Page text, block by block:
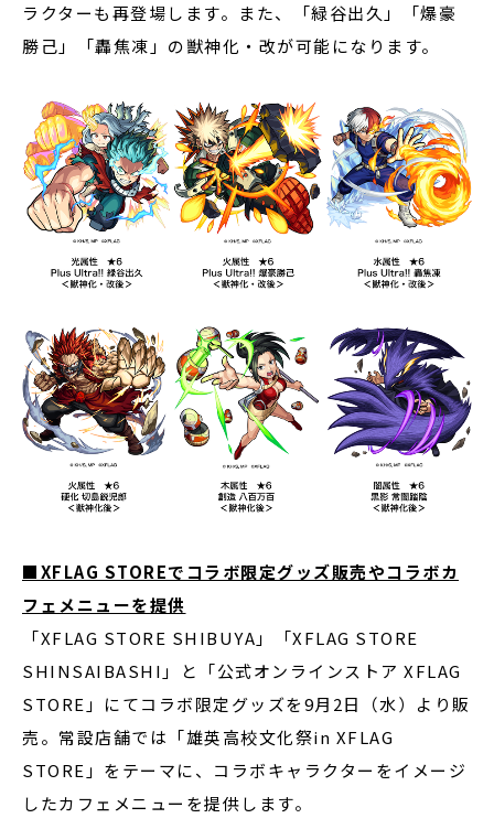
ラクターも再登場します。また、「緑谷出久」「爆豪
勝己」「轟焦凍」の獣神化・改が可能になります。
■XFLAG STOREでコラボ限定グッズ販売やコラボカ
フェメニューを提供
「XFLAG STORE SHIBUYA」「XFLAG STORE
SHINSAIBASHI」と「公式オンラインストア XFLAG
STORE」にてコラボ限定グッズを9月2日（水）より販
売。常設店舗では「雄英高校文化祭in XFLAG
STORE」をテーマに、コラボキャラクターをイメージ
したカフェメニューを提供します。